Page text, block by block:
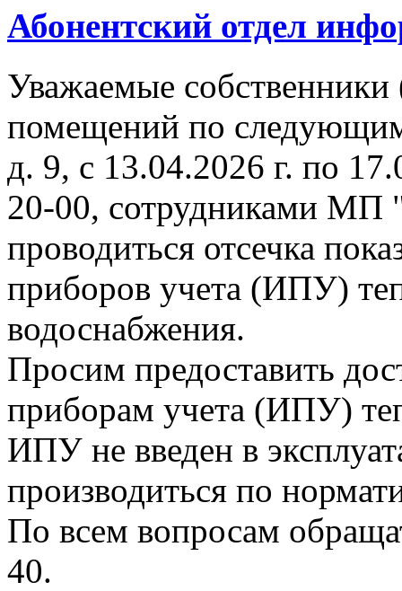
Абонентский отдел
Уважаемые
помещений по
д. 9, с 13.04.2026 г. по
20-00, сотрудниками МП
проводиться отсечка
приборов учета (ИПУ)
водоснабжения.
Просим предоставить
приборам учета (ИПУ)
ИПУ не введен в
производиться по
По всем вопросам
40.